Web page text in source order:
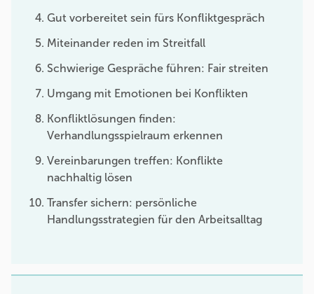
Gut vorbereitet sein fürs Konfliktgespräch
Miteinander reden im Streitfall
Schwierige Gespräche führen: Fair streiten
Umgang mit Emotionen bei Konflikten
Konfliktlösungen finden:
Verhandlungsspielraum erkennen
Vereinbarungen treffen: Konflikte
nachhaltig lösen
Transfer sichern: persönliche
Handlungsstrategien für den Arbeitsalltag